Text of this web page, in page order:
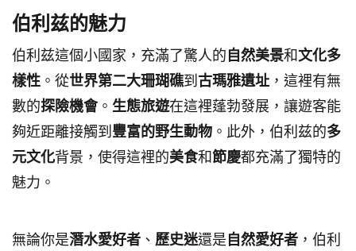
伯利兹的魅力
伯利兹這個小國家，充滿了驚人的自然美景和文化多
樣性 。從世界第二大珊瑚礁到 古瑪雅遺址 ，這裡有無
數的探險機會。 生態旅遊在這裡蓬勃發展，讓遊客能
夠近距離接觸到 豐富的野生動物 。此外，伯利兹的多
元文化背景，使得這裡的美食和節慶都充滿了獨特的
魅力。
無論你是潛水愛好者 、 歷史迷還是自然愛好者 ，伯利